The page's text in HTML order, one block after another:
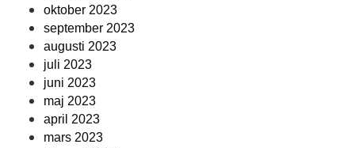
oktober 2023
september 2023
augusti 2023
juli 2023
juni 2023
maj 2023
april 2023
mars 2023